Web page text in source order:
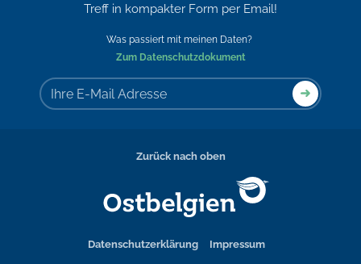
Treff in kompakter Form per Email!
Was passiert mit meinen Daten?
Zum Datenschutzdokument
Datenschutzerklärung Impressum
Zurück nach oben